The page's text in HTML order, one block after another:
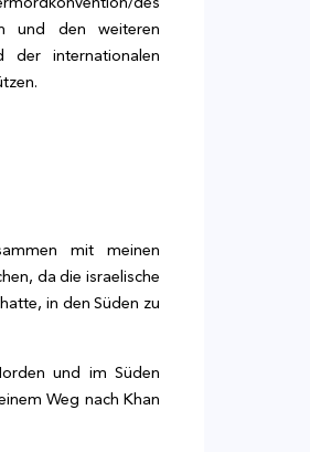
und den weiteren
internationalen
mit meinen
da die israelische
in den Süden zu
und im Süden
Weg nach Khan